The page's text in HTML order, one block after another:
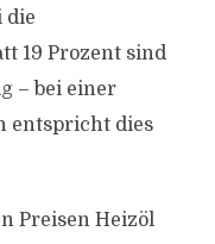
die
19 Prozent sind
– bei einer
entspricht dies
Preisen Heizöl